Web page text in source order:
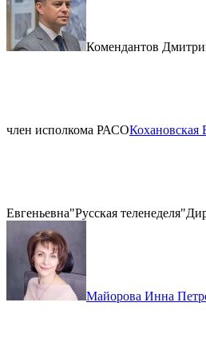
Комендантов
член исполкома РАСОКохановская
Евгеньевна"Русская теленеделя"
Майорова Инна